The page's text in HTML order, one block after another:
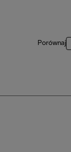
Porównaj